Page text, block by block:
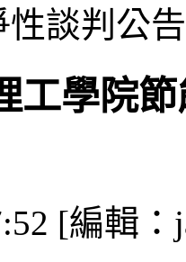
談判公告
工學院
[編輯：